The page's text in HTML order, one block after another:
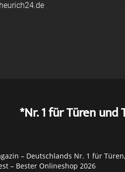
*Nr. 1 für Türen und
– Deutschlands Nr. 1 für
– Bester Onlineshop 2026